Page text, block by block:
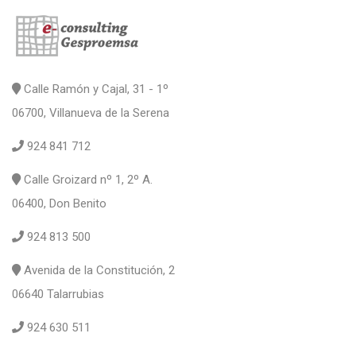
Calle Ramón y Cajal, 31 - 1º
06700, Villanueva de la Serena
924 841 712
Calle Groizard nº 1, 2º A.
06400, Don Benito
924 813 500
Avenida de la Constitución, 2
06640 Talarrubias
924 630 511